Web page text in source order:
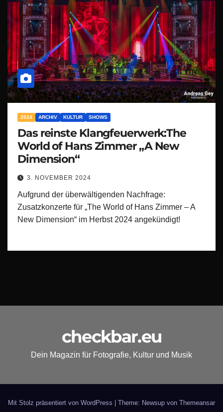
2024 ARCHIV KULTUR SHOWS
Das reinste Klangfeuerwerk:The
World of Hans Zimmer „A New
Dimension“
3. NOVEMBER 2024
Aufgrund der überwältigenden Nachfrage:
Zusatzkonzerte für „The World of Hans Zimmer – A
New Dimension“ im Herbst 2024 angekündigt!
checkbar.eu
Dein Magazin für Fotografie, Kultur und Musik
Mit Stolz präsentiert von WordPress Theme: Newsup von Themeansar